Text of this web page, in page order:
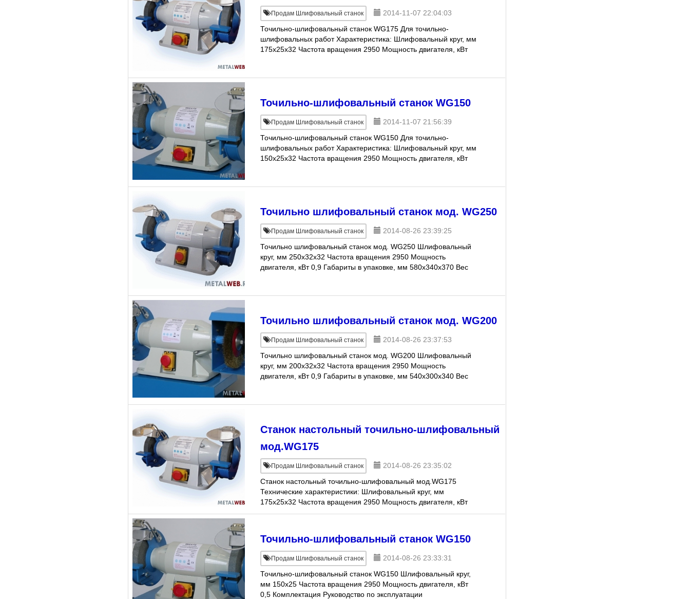
Продам Шлифовальный станок
2014-11-07 22:04:03
Точильно-шлифовальный станок WG175 Для точильно-
шлифовальных работ Характеристика: Шлифовальный круг, мм
175x25x32 Частота вращения 2950 Мощность двигателя, кВт
Точильно-шлифовальный станок WG150
Продам Шлифовальный станок
2014-11-07 21:56:39
Точильно-шлифовальный станок WG150 Для точильно-
шлифовальных работ Характеристика: Шлифовальный круг, мм
150x25x32 Частота вращения 2950 Мощность двигателя, кВт
Точильно шлифовальный станок мод. WG250
Продам Шлифовальный станок
2014-08-26 23:39:25
Точильно шлифовальный станок мод. WG250 Шлифовальный
круг, мм 250x32x32 Частота вращения 2950 Мощность
двигателя, кВт 0,9 Габариты в упаковке, мм 580х340х370 Вес
Точильно шлифовальный станок мод. WG200
Продам Шлифовальный станок
2014-08-26 23:37:53
Точильно шлифовальный станок мод. WG200 Шлифовальный
круг, мм 200x32x32 Частота вращения 2950 Мощность
двигателя, кВт 0,9 Габариты в упаковке, мм 540х300х340 Вес
Станок настольный точильно-шлифовальный
мод.WG175
Продам Шлифовальный станок
2014-08-26 23:35:02
Станок настольный точильно-шлифовальный мод.WG175
Технические характеристики: Шлифовальный круг, мм
175x25x32 Частота вращения 2950 Мощность двигателя, кВт
0,5
Точильно-шлифовальный станок WG150
Продам Шлифовальный станок
2014-08-26 23:33:31
Точильно-шлифовальный станок WG150 Шлифовальный круг,
мм 150x25 Частота вращения 2950 Мощность двигателя, кВт
0,5 Комплектация Руководство по эксплуатации